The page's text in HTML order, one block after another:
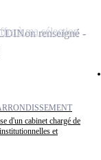
d'un cabinet chargé de
et
Non renseigné
à ma sélection